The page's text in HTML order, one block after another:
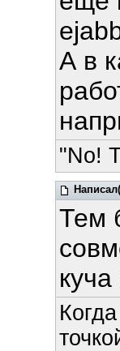
А в
"No!
Тем